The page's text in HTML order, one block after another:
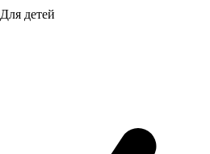
Для детей